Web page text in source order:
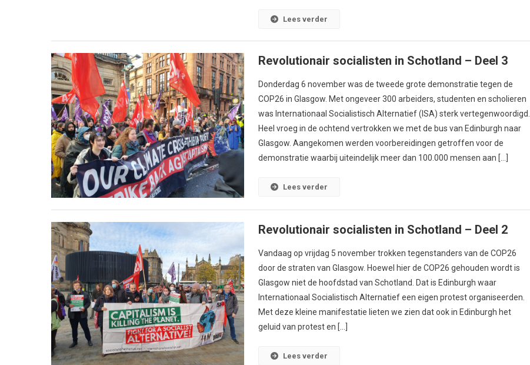
Lees verder
Revolutionair socialisten in Schotland – Deel 3
Donderdag 6 november was de tweede grote demonstratie tegen de
COP26 in Glasgow. Met ongeveer 300 arbeiders, studenten en scholieren
was Internationaal Socialistisch Alternatief (ISA) sterk vertegenwoordigd.
Heel vroeg in de ochtend vertrokken we met de bus van Edinburgh naar
Glasgow. Aangekomen werden voorbereidingen getroffen voor de
demonstratie waarbij uiteindelijk meer dan 100.000 mensen aan […]
Lees verder
Revolutionair socialisten in Schotland – Deel 2
Vandaag op vrijdag 5 november trokken tegenstanders van de COP26
door de straten van Glasgow. Hoewel hier de COP26 gehouden wordt is
Glasgow niet de hoofdstad van Schotland. Dat is Edinburgh waar
Internationaal Socialistisch Alternatief een eigen protest organiseerden.
Met deze kleine manifestatie lieten we zien dat ook in Edinburgh het
geluid van protest en […]
Lees verder